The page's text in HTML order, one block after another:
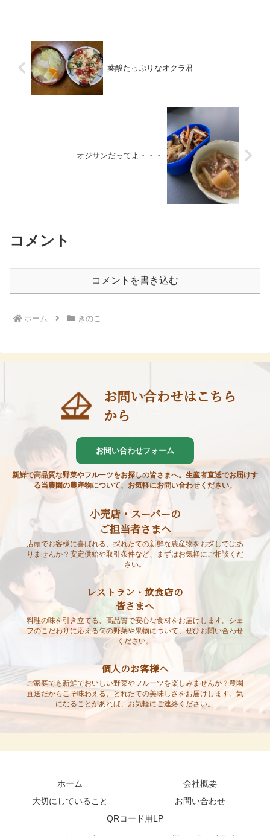
葉酸たっぷりなオクラ君
オジサンだってよ・・・
コメント
コメントを書き込む
ホーム きのこ
お問い合わせはこちら
から
お問い合わせフォーム
新鮮で高品質な野菜やフルーツをお探しの皆さまへ。生産者直送でお届けす
る当農園の農産物について、お気軽にお問い合わせください。
小売店・スーパーの
ご担当者さまへ
店頭でお客様に喜ばれる、採れたての新鮮な農産物をお探しではあ
りませんか？安定供給や取引条件など、まずはお気軽にご相談くだ
さい。
レストラン・飲食店の
皆さまへ
料理の味を引き立てる、高品質で安心な食材をお届けします。シェ
フのこだわりに応える旬の野菜や果物について、ぜひお問い合わせ
ください。
個人のお客様へ
ご家庭でも新鮮でおいしい野菜やフルーツを楽しみませんか？農園
直送だからこそ味わえる、とれたての美味しさをお届けします。気
になることがあれば、お気軽にご連絡ください。
ホーム
会社概要
大切にしていること
お問い合わせ
QRコード用LP